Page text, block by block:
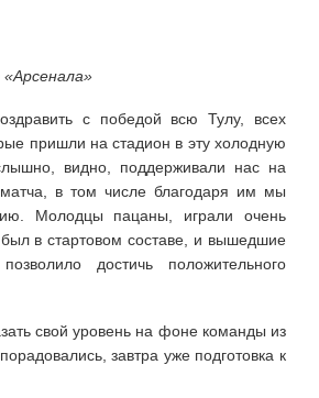
с победой всю Тулу, всех
пришли на стадион в эту холодную
видно, поддерживали нас на
матча, в том числе благодаря им мы
Молодцы пацаны, играли очень
в стартовом составе, и вышедшие
достичь положительного
свой уровень на фоне команды из
завтра уже подготовка к